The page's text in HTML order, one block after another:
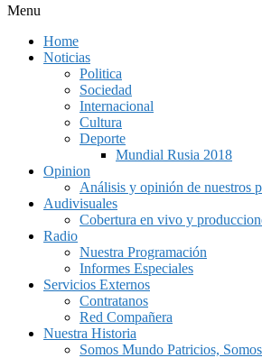
Menu
Home
Noticias
Politica
Sociedad
Internacional
Cultura
Deporte
Mundial Rusia 2018
Opinion
Análisis y opinión de nuestros
Audivisuales
Cobertura en vivo y
Radio
Nuestra Programación
Informes Especiales
Servicios Externos
Contratanos
Red Compañera
Nuestra Historia
Somos Mundo Patricios,